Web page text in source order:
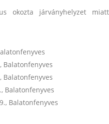
okozta járványhelyzet miatt
Balatonfenyves
Balatonfenyves
Balatonfenyves
Balatonfenyves